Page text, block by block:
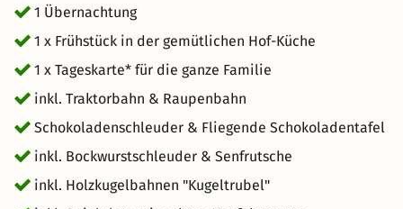
Wochenende oder länger – unser Hotel bietet
unvergessliche Momente für kleine und große
Abenteurer. Und das Beste: die Tageskarten für alle
Gäste sind inklusive. * Pro Übernachtung sind kostenlose
Tageskarten im Wert von 15€ pro Person enthalten. Diese
sind im Zeitraum des Aufenthalts flexibel einlösbar! Am
24.12. haben wir bis 14:00 Uhr geöffnet.
1 Übernachtung
1 x Frühstück in der gemütlichen Hof-Küche
1 x Tageskarte* für die ganze Familie
inkl. Traktorbahn & Raupenbahn
Schokoladenschleuder & Fliegende Schokoladentafel
inkl. Bockwurstschleuder & Senfrutsche
inkl. Holzkugelbahnen "Kugeltrubel"